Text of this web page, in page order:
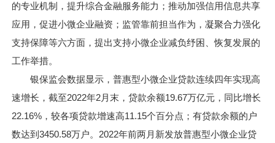
的专业机制，提升综合金融服务能力；推动加强信用信息共享
应用，促进小微企业融资；监管靠前担当作为，凝聚合力强化
支持保障等六方面，提出支持小微企业减负纾困、恢复发展的
工作举措。
银保监会数据显示，普惠型小微企业贷款连续四年实现高
速增长，截至2022年2月末，贷款余额19.67万亿元，同比增长
22.16%，较各项贷款增速高11.15个百分点；有贷款余额的户
数达到3450.58万户。2022年前两月新发放普惠型小微企业贷